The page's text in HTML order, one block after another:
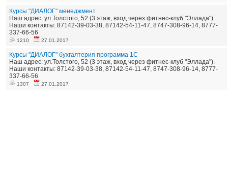
Курсы "ДИАЛОГ" менеджмент
Наш адрес: ул.Толстого, 52 (3 этаж, вход через фитнес-клуб "Эллада").
Наши контакты: 87142-39-03-38, 87142-54-11-47, 8747-308-96-14, 8777-
337-66-56
1210 27.01.2017
Курсы "ДИАЛОГ" бухгалтерия программа 1С
Наш адрес: ул.Толстого, 52 (3 этаж, вход через фитнес-клуб "Эллада").
Наши контакты: 87142-39-03-38, 87142-54-11-47, 8747-308-96-14, 8777-
337-66-56
1307 27.01.2017